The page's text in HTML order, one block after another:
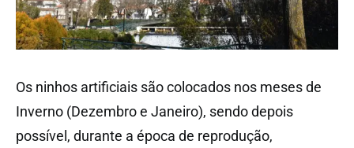
Os ninhos artificiais são colocados nos meses de
Inverno (Dezembro e Janeiro), sendo depois
possível, durante a época de reprodução,